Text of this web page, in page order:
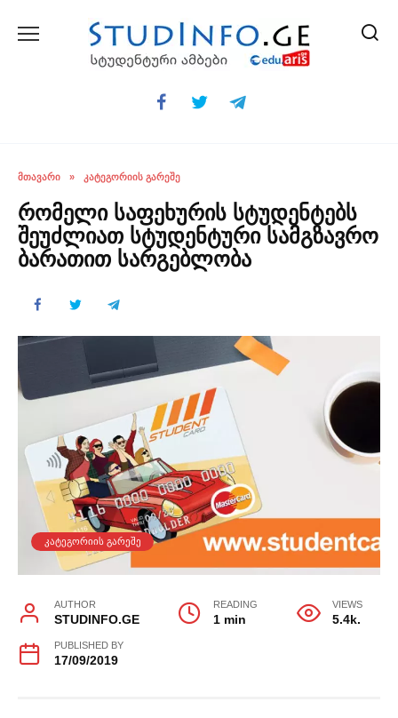
ᲛᲗᲐᲕᲐᲠᲘ » ᲙᲐᲢᲔᲒᲝᲠᲘᲘᲡ ᲒᲐᲠᲔᲨᲔ
რომელი საფეხურის სტუდენტებს
შეუძლიათ სტუდენტური სამგზავრო
ბარათით სარგებლობა
ᲙᲐᲢᲔᲒᲝᲠᲘᲘᲡ ᲒᲐᲠᲔᲨᲔ
AUTHOR
STUDINFO.GE
READING
1 min
VIEWS
5.4k.
PUBLISHED BY
17/09/2019